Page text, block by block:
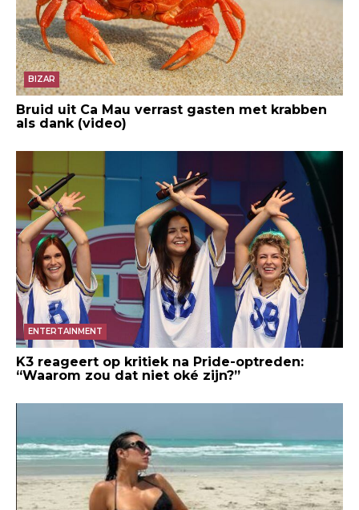
BIZAR
Bruid uit Ca Mau verrast gasten met krabben
als dank (video)
ENTERTAINMENT
K3 reageert op kritiek na Pride-optreden:
“Waarom zou dat niet oké zijn?”